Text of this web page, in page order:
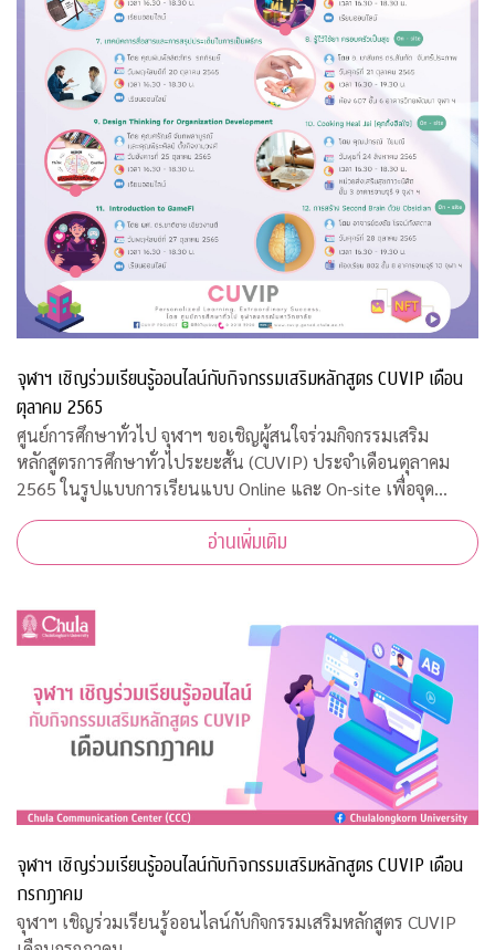
จุฬาฯ เชิญร่วมเรียนรู้ออนไลน์กับกิจกรรมเสริมหลักสูตร CUVIP เดือน
ตุลาคม 2565
ศูนย์การศึกษาทั่วไป จุฬาฯ ขอเชิญผู้สนใจร่วมกิจกรรมเสริม
หลักสูตรการศึกษาทั่วไประยะสั้น (CUVIP) ประจำเดือนตุลาคม
2565 ในรูปแบบการเรียนแบบ Online และ On-site เพื่อจุด
ประกายการเรียนรู้อย่างสร้างสรรค์ เสริมสร้างแรงบันดาลใจในการ
พัฒนาตนเอง เตรียมพร้อมสู่โลกการทำ
อ่านเพิ่มเติม
จุฬาฯ เชิญร่วมเรียนรู้ออนไลน์กับกิจกรรมเสริมหลักสูตร CUVIP เดือน
กรกฎาคม
จุฬาฯ เชิญร่วมเรียนรู้ออนไลน์กับกิจกรรมเสริมหลักสูตร CUVIP